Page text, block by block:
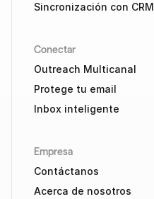
Sincronización con CRM
Conectar
Outreach Multicanal
Protege tu email
Inbox inteligente
Empresa
Contáctanos
Acerca de nosotros